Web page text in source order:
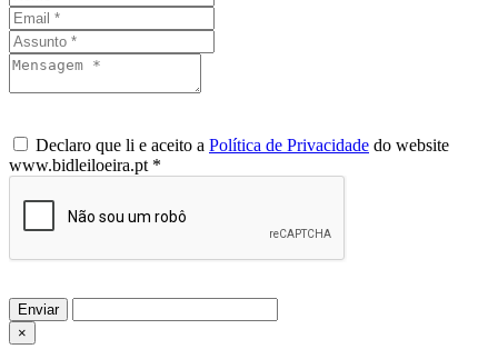
Declaro que li e aceito a Política de Privacidade do website
www.bidleiloeira.pt *
Enviar
×